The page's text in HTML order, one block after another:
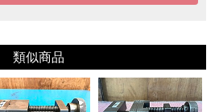
類似商品